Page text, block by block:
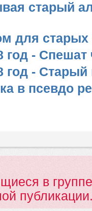
старый
для
год -
год - Старый
в псевдо
в